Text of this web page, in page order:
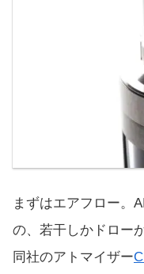
まずはエアフロー。
の、若干しかドロー
同社のアトマイザー